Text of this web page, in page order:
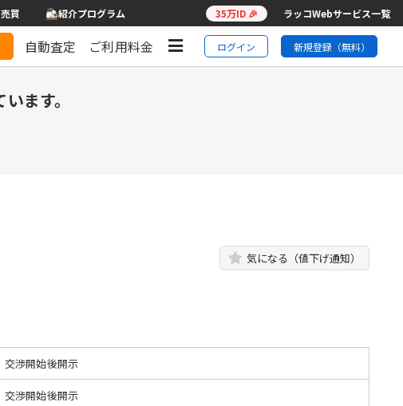
買 紹介プログラム 35万ID 🎉 ラッコWebサービス一覧
自動査定 ご利用料金 ログイン 新規登録（無料）
ます。
気になる（値下げ通知）
交渉開始後開示
交渉開始後開示